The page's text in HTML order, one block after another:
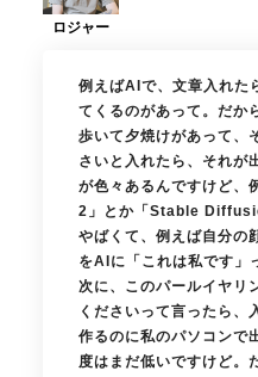
例えばAIで、文章入れた
てくるのがあって。だか
歩いて夕焼けがあって、
さいと入れたら、それが
が色々あるんですけど
2」とか「Stable
やばくて、例えば自分の
をAIに「これは私です」
次に、このパールイヤリ
くださいって言ったら、
作るのに私のパソコンで
度はまだ低いですけど。